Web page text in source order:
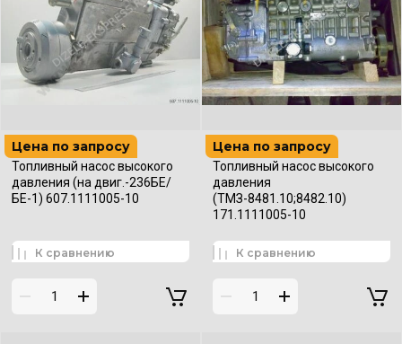
Цена по запросу
Топливный насос высокого
давления (на двиг.-236БЕ/
БЕ-1) 607.1111005-10
К сравнению
Цена по запросу
Топливный насос высокого
давления
(ТМЗ-8481.10;8482.10)
171.1111005-10
К сравнению